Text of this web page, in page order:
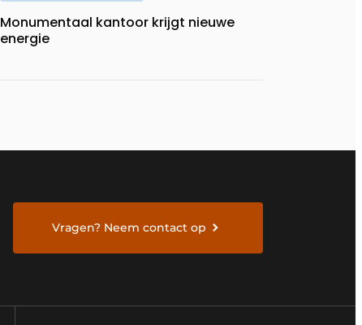
Monumentaal kantoor krijgt nieuwe
energie
Vragen? Neem contact op